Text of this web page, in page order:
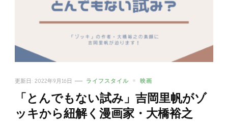
更新日: 2022年9月16日 ライフスタイル 映画
「とんでもない試み」吉岡里帆がゾ
ッキから紐解く漫画家・大橋裕之